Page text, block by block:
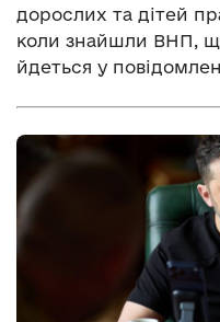
дорослих та дітей
коли знайшли ВНП,
йдеться у